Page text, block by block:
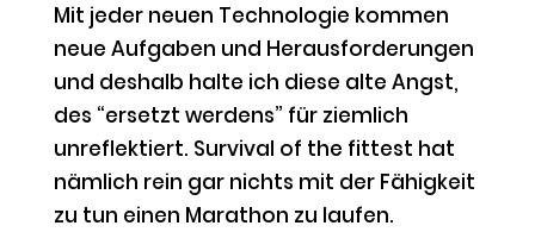
Mit jeder neuen Technologie kommen
neue Aufgaben und Herausforderungen
und deshalb halte ich diese alte Angst,
des “ersetzt werdens” für ziemlich
unreflektiert. Survival of the fittest hat
nämlich rein gar nichts mit der Fähigkeit
zu tun einen Marathon zu laufen.